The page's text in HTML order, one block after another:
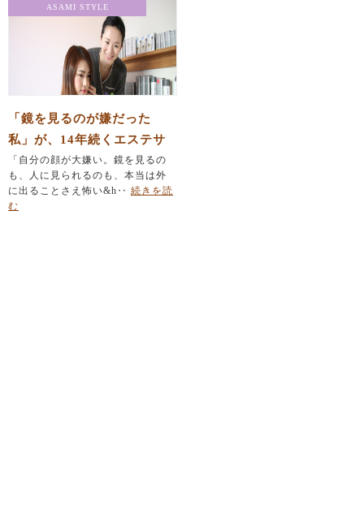
ASAMI STYLE
「鏡を見るのが嫌だった
私」が、14年続くエステサ
ロンのオーナーになれた理
由
「自分の顔が大嫌い。鏡を見るの
も、人に見られるのも、本当は外
に出ることさえ怖い&h‥ 続きを読
む